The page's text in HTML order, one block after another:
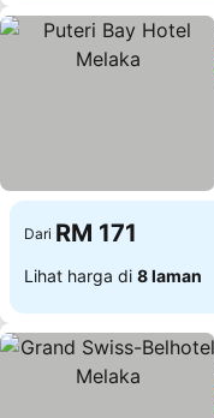
Dari RM 171
Lihat harga di 8 laman